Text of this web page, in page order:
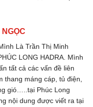
Là Trần Thị Minh
LONG HADRA. Mình
tất cả các vấn đề liên
thang máng cáp, tủ điện,
gió…..tại Phúc Long
nội dung được viết ra tại